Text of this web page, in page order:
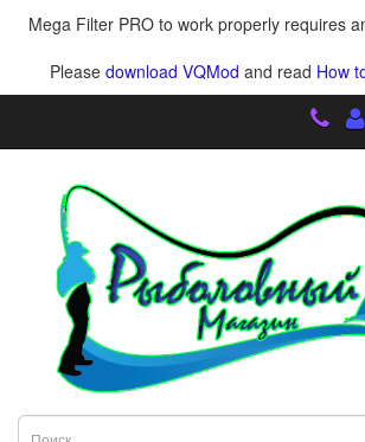
Mega Filter PRO to work properly requires
Please download VQMod and read How